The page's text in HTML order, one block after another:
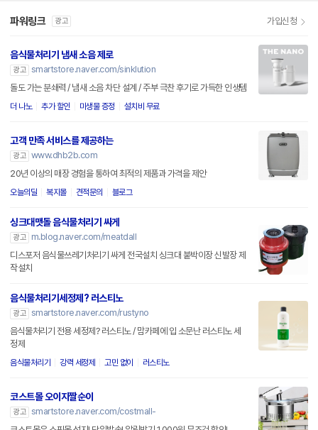
파워링크 광고 가입신청
음식물처리기 냄새 소음 제로
광고 smartstore.naver.com/sinklution
돌도 가는 분쇄력 / 냄새 소음 차단 설계 / 주부 극찬 후기로 가득한 인생템
더 나노 추가 할인 미생물 증정 설치비 무료
고객 만족 서비스를 제공하는
광고 www.dhb2b.com
20년 이상의 매장 경험을 통하여 최적의 제품과 가격을 제안
오늘의딜 복지몰 견적문의 블로그
싱크대맷돌 음식물처리기 싸게
광고
m.blog.naver.com/meatdall
디스포저 음식물쓰레기처리기 싸게 전국설치 싱크대 붙박이장 신발장 제
작설치
음식물처리기세정제? 러스티노
광고 smartstore.naver.com/rustyno
음식물처리기 전용 세정제? 러스티노 / 맘카페에 입 소문난 러스티노 세
정제
음식물처리기 강력 세정제 고민 없이 러스티노
코스트몰 오이지짤순이
광고 smartstore.naver.com/costmall-